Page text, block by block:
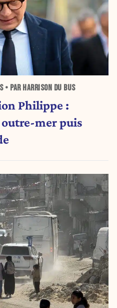
• PAR HARRISON DU BUS
Philippe :
outre-mer puis